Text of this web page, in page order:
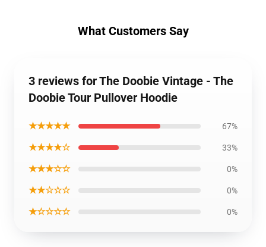
What Customers Say
3 reviews for The Doobie Vintage - The
Doobie Tour Pullover Hoodie
★★★★★ 67%
★★★★☆ 33%
★★★☆☆ 0%
★★☆☆☆ 0%
★☆☆☆☆ 0%